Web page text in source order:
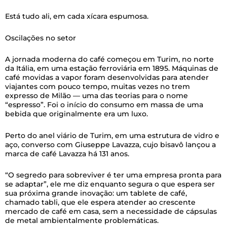
Está tudo ali, em cada xícara espumosa.
Oscilações no setor
A jornada moderna do café começou em Turim, no norte
da Itália, em uma estação ferroviária em 1895. Máquinas de
café movidas a vapor foram desenvolvidas para atender
viajantes com pouco tempo, muitas vezes no trem
expresso de Milão — uma das teorias para o nome
“espresso”. Foi o início do consumo em massa de uma
bebida que originalmente era um luxo.
Perto do anel viário de Turim, em uma estrutura de vidro e
aço, converso com Giuseppe Lavazza, cujo bisavô lançou a
marca de café Lavazza há 131 anos.
“O segredo para sobreviver é ter uma empresa pronta para
se adaptar”, ele me diz enquanto segura o que espera ser
sua próxima grande inovação: um tablete de café,
chamado tabli, que ele espera atender ao crescente
mercado de café em casa, sem a necessidade de cápsulas
de metal ambientalmente problemáticas.